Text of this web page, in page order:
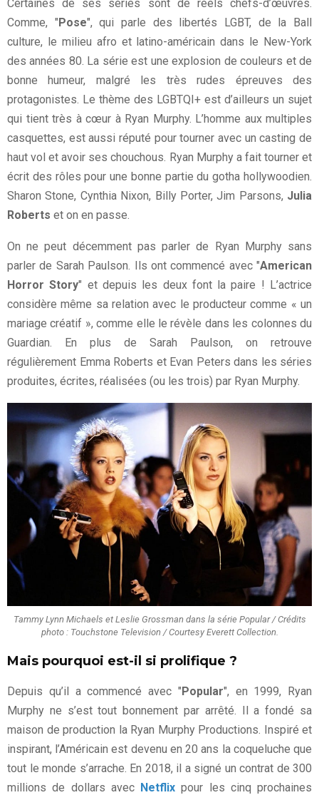
Certaines de ses séries sont de réels chefs-d’œuvres.
Comme, " Pose", qui parle des libertés LGBT, de la Ball
culture, le milieu afro et latino-américain dans le New-York
des années 80. La série est une explosion de couleurs et de
bonne humeur, malgré les très rudes épreuves des
protagonistes. Le thème des LGBTQI+ est d’ailleurs un sujet
qui tient très à cœur à Ryan Murphy. L’homme aux multiples
casquettes, est aussi réputé pour tourner avec un casting de
haut vol et avoir ses chouchous. Ryan Murphy a fait tourner et
écrit des rôles pour une bonne partie du gotha hollywoodien.
Sharon Stone, Cynthia Nixon, Billy Porter, Jim Parsons, Julia
Roberts et on en passe.
On ne peut décemment pas parler de Ryan Murphy sans
parler de Sarah Paulson. Ils ont commencé avec "American
Horror Story" et depuis les deux font la paire ! L’actrice
considère même sa relation avec le producteur comme « un
mariage créatif », comme elle le révèle dans les colonnes du
Guardian. En plus de Sarah Paulson, on retrouve
régulièrement Emma Roberts et Evan Peters dans les séries
produites, écrites, réalisées (ou les trois) par Ryan Murphy.
Tammy Lynn Michaels et Leslie Grossman dans la série Popular / Crédits
photo : Touchstone Television / Courtesy Everett Collection.
Mais pourquoi est-il si prolifique ?
Depuis qu’il a commencé avec "Popular", en 1999, Ryan
Murphy ne s’est tout bonnement par arrêté. Il a fondé sa
maison de production la Ryan Murphy Productions. Inspiré et
inspirant, l’Américain est devenu en 20 ans la coqueluche que
tout le monde s’arrache. En 2018, il a signé un contrat de 300
millions de dollars avec Netflix pour les cinq prochaines